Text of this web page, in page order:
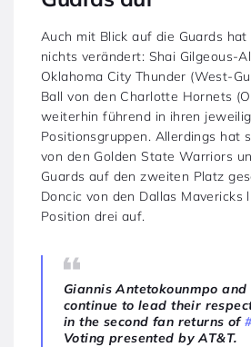
Auch mit Blick auf die Guards
nichts verändert: Shai Gilgeous-
Oklahoma City Thunder (West-
Ball von den Charlotte Hornets
weiterhin führend in ihren
Positionsgruppen. Allerdings hat
von den Golden State Warriors
Guards auf den zweiten Platz
Doncic von den Dallas Mavericks
Position drei auf.
Giannis Antetokounmpo
continue to lead their
in the second fan returns of
Voting presented by AT&T.